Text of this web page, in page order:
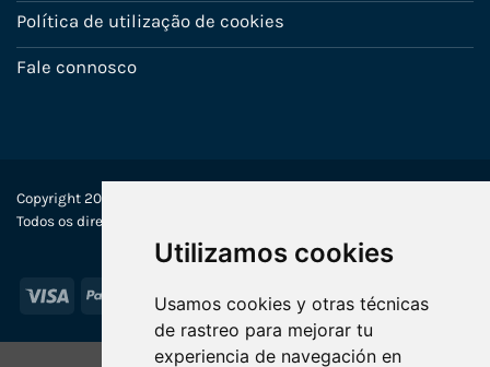
Utilizamos cookies
Usamos cookies y otras técnicas
de rastreo para mejorar tu
experiencia de navegación en
Política de utilização de cookies
Fale connosco
Copyright 2022-2025 © Ecosistemas Informáticos España SL –
Todos os direitos reservados
Visa PayPal MasterCard